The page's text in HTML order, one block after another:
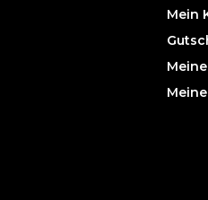
Mein